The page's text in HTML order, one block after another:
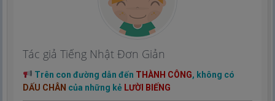
Tác giả Tiếng Nhật Đơn Giản
Trên con đường dẫn đến THÀNH CÔNG, không có
DẤU CHÂN của những kẻ LƯỜI BIẾNG